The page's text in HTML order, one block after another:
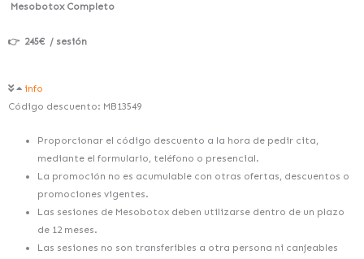
Mesobotox Completo
👉 245€ / sesión
info
Código descuento: MB13549
Proporcionar el código descuento a la hora de pedir cita,
mediante el formulario, teléfono o presencial.
La promoción no es acumulable con otras ofertas, descuentos o
promociones vigentes.
Las sesiones de Mesobotox deben utilizarse dentro de un plazo
de 12 meses.
Las sesiones no son transferibles a otra persona ni canjeables